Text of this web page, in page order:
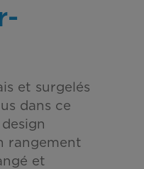
et surgelés
dans ce
rangement
et